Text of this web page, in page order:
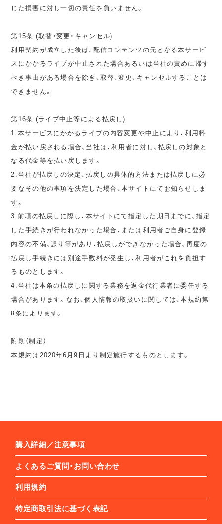
じた損害に対し一切の責任を負いません。
第15条 (取替・変更・キャンセル)
利用契約が成立した後は、配信コンテンツの元となる本サービ
スにかかるライブが中止された場合あるいは当社の責めに帰す
べき事由がある場合を除き、取替、変更、キャンセルすることは
できません。
第16条 (ライブ中止等による払戻し)
1.本サービスにかかるライブの内容変更や中止により、利用料
金が払い戻される場合、当社は、利用者に対し、払戻しの対象と
なる代金等を払い戻します。
2.当社が払戻しの決定、払戻しの具体的方法または払戻しに必
要なその他の事項を決定した場合、本サイトにてお知らせしま
す。
3.前項の払戻しに際し、本サイトにて指定した期日までに、指定
した手続きが行われなかった場合、または利用者ご自身に登録
内容の不備、誤り等があり、払戻しができなかった場合、再度の
払戻し手続きには別途手数料が発生し、利用者がこれを負担す
るものとします。
4.当社は本条の払戻しに関する業務を返金代行業者に委任する
場合があります。なお、個人情報の取扱いに関しては、本規約第
9条によります。
附則（制定）
本規約は2020年6月9日より制定施行するものとします。
購入詳細／注意事項
よくあるご質問・お問い合わせ
利用規約
特定商取引法に基づく表記